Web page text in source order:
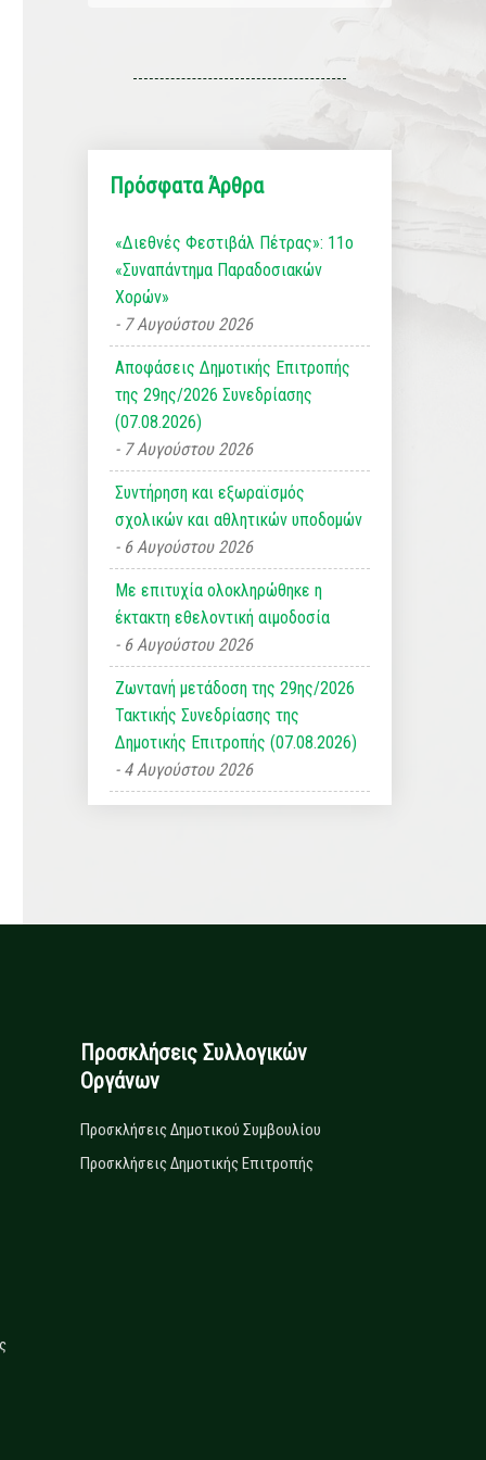
Πρόσφατα Άρθρα
«Διεθνές Φεστιβάλ Πέτρας»: 11ο
«Συναπάντημα Παραδοσιακών
Χορών»
7 Αυγούστου 2026
Αποφάσεις Δημοτικής Επιτροπής
της 29ης/2026 Συνεδρίασης
(07.08.2026)
7 Αυγούστου 2026
Συντήρηση και εξωραϊσμός
σχολικών και αθλητικών υποδομών
6 Αυγούστου 2026
Με επιτυχία ολοκληρώθηκε η
έκτακτη εθελοντική αιμοδοσία
6 Αυγούστου 2026
Ζωντανή μετάδοση της 29ης/2026
Τακτικής Συνεδρίασης της
Δημοτικής Επιτροπής (07.08.2026)
4 Αυγούστου 2026
Προσκλήσεις Συλλογικών
Οργάνων
Προσκλήσεις Δημοτικού Συμβουλίου
Προσκλήσεις Δημοτικής Επιτροπής